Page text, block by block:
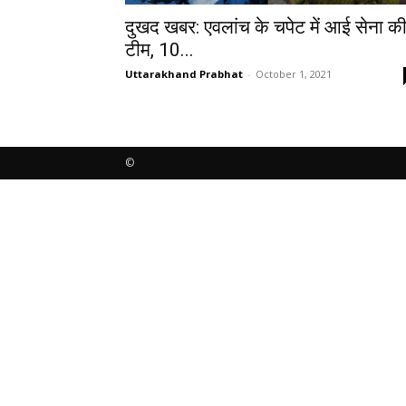
दुखद खबर: एवलांच के चपेट में आई सेना की
टीम, 10...
Uttarakhand Prabhat - October 1, 2021
©